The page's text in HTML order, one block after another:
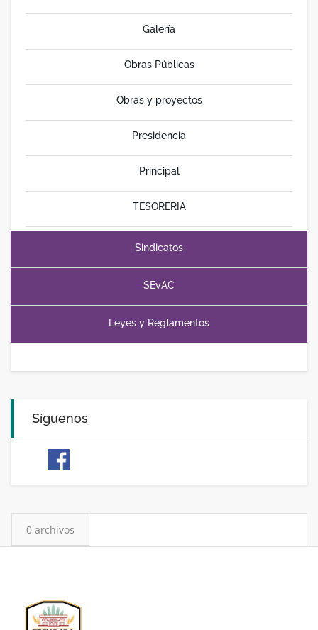
Galería
Obras Públicas
Obras y proyectos
Presidencia
Principal
TESORERIA
Sindicatos
SEvAC
Leyes y Reglamentos
Síguenos
0 archivos